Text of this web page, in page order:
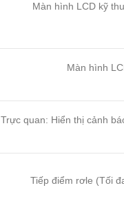
Màn hình LCD kỹ
Màn hình
Trực quan: Hiển thị cảnh
Tiếp điểm rơle (Tối